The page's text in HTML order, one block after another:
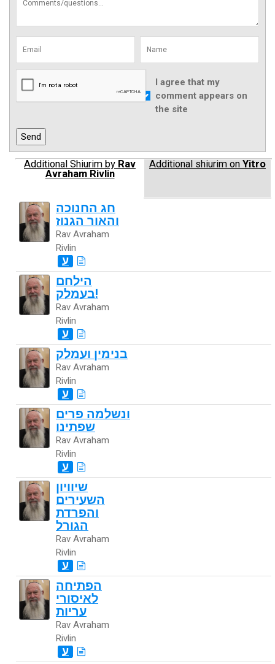
I agree that my
comment appears on
the site
Additional Shiurim by Rav
Avraham Rivlin
Additional shiurim on Yitro
חג החנוכה
והאור הגנוז
Rav Avraham
Rivlin
ע
הילחם
בעמלק!
Rav Avraham
Rivlin
ע
בנימין ועמלק
Rav Avraham
Rivlin
ע
ונשלמה פרים
שפתינו
Rav Avraham
Rivlin
ע
שיוויון
השעירים
והפרדת
הגורל
Rav Avraham
Rivlin
ע
הפתיחה
לאיסורי
עריות
Rav Avraham
Rivlin
ע